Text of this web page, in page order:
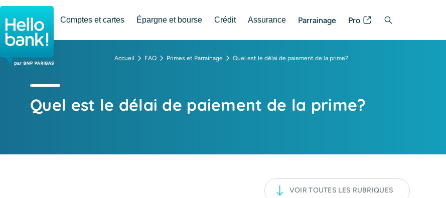
Hello bank! la banque en ligne de BNP Paribas
Comptes et cartes Épargne et bourse Crédit Assurance Parrainage Pro Posez votre question
Accueil FAQ Primes et Parrainage Quel est le délai de paiement de la prime?
Quel est le délai de paiement de la prime?
VOIR TOUTES LES RUBRIQUES